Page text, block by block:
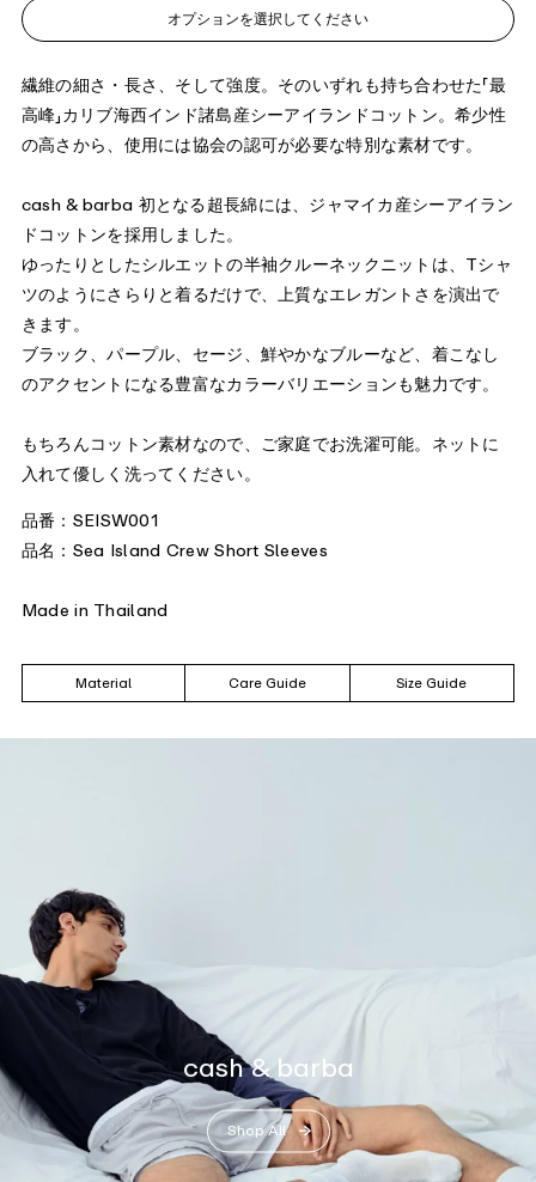
オプションを選択してください
繊維の細さ・長さ、そして強度。そのいずれも持ち合わせた「最
高峰」カリブ海西インド諸島産シーアイランドコットン。希少性
の高さから、使用には協会の認可が必要な特別な素材です。
cash & barba 初となる超長綿には、ジャマイカ産シーアイラン
ドコットンを採用しました。
ゆったりとしたシルエットの半袖クルーネックニットは、Tシャ
ツのようにさらりと着るだけで、上質なエレガントさを演出で
きます。
ブラック、パープル、セージ、鮮やかなブルーなど、着こなし
のアクセントになる豊富なカラーバリエーションも魅力です。
もちろんコットン素材なので、ご家庭でお洗濯可能。ネットに
入れて優しく洗ってください。
品番：SEISW001
品名：Sea Island Crew Short Sleeves
Made in Thailand
Material Care Guide Size Guide
cash & barba
Shop All